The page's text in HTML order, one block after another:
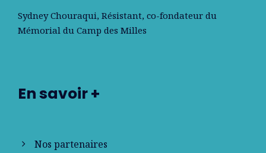
Sydney Chouraqui, Résistant, co-fondateur du
Mémorial du Camp des Milles
En savoir +
Nos partenaires